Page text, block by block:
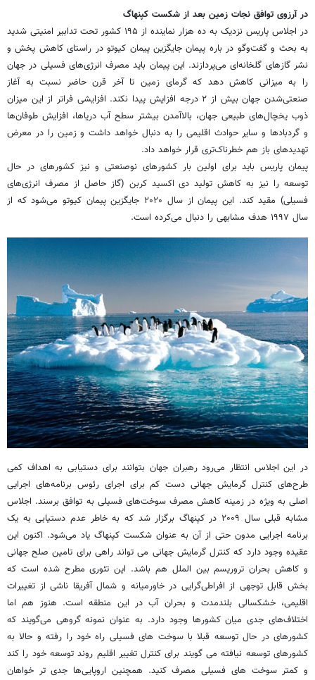
در آرزوی توافق نجات زمین بعد از شکست کپنهاگ
در اجلاس پاریس نزدیک به ده هزار نماینده از ۱۹۵ کشور تحت تدابیر امنیتی شدید
به بحث و گفت‌وگو در باره پیمان جایگزین پیمان کیوتو در راستای کاهش پخش و
نشر گازهای گلخانه‌ای می‌پردازند. این پیمان باید مصرف انرژی‌های فسیلی در جهان
را به میزانی کاهش دهد که گرمای زمین تا آخر قرن حاضر نسبت به آغاز
صنعتی‌شدن جهان بیش از ۲ درجه افزایش پیدا نکند. افزایشی فراتر از این میزان
ذوب یخچال‌های طبیعی جهان، بالاآمدن بیشتر سطح آب دریاها، افزایش طوفان‌ها
و گردبادها و سایر حوادث اقلیمی را به دنبال خواهد داشت و زمین را در معرض
تهدیدهای باز هم خطرناک‌تری قرار خواهد داد.
پیمان پاریس باید برای اولین بار کشورهای نوصنعتی و نیز کشورهای در حال
توسعه را نیز به کاهش تولید دی اکسید کربن (گاز حاصل از مصرف انرژی‌های
فسیلی) مقید کند. این پیمان از سال ۲۰۲۰ جایگزین پیمان کیوتو می‌شود که از
سال ۱۹۹۷ هدف مشابهی‌ را دنبال می‌کرده است.
در این اجلاس انتظار می‌رود رهبران جهان بتوانند برای دستیابی به اهداف کمی
طرح‌های کنترل گرمایش جهانی دست کم برای اجرای رئوس برنامه‌های اجرایی
اصلی به ویژه در زمینه کاهش مصرف سوخت‌های فسیلی به توافق برسند. اجلاس
مشابه قبلی سال ۲۰۰۹ در کپنهاگ برگزار شد که به خاطر عدم دستیابی به یک
برنامه اجرایی مدون حتی از آن به عنوان شکست کپنهاگ یاد می‌شود. اکنون این
عقیده وجود دارد که کنترل گرمایش جهانی می تواند راهی برای تامین صلح جهانی
و کاهش بحران تروریسم بین الملل هم باشد. این تئوری مطرح شده است که
بخش قابل توجهی از افراطی‌گرایی در خاورمیانه و شمال آفریقا ناشی از تغییرات
اقلیمی، خشکسالی بلندمدت و بحران آب در این منطقه است. هنوز هم اما
اختلاف‌های جدی میان کشورها وجود دارد. به عنوان نمونه گروهی می‌گویند که
کشورهای در حال توسعه قبلا با سوخت های فسیلی راه خود را رفته و حالا به
کشورهای توسعه نیافته می گویند برای کنترل تغییر اقلیم روند توسعه خود را کند
و کمتر سوخت های فسیلی مصرف کنید. همچنین اروپایی‌ها جدی تر خواهان